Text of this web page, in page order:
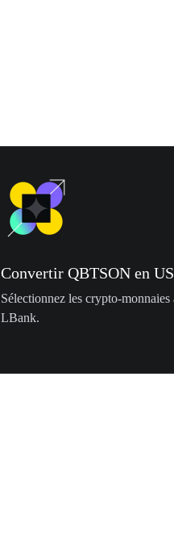
Convertir QBTSON en
Sélectionnez les crypto-monnaies
LBank.